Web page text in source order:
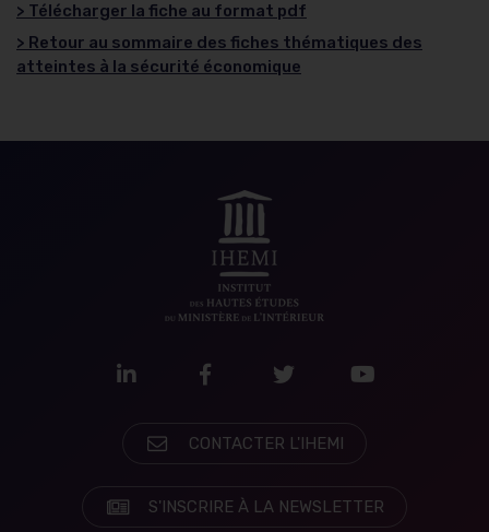
> Télécharger la fiche au format pdf
> Retour au sommaire des fiches thématiques des
atteintes à la sécurité économique
LinkedInFacebookTwitterYoutube
CONTACTER L'IHEMI
S'INSCRIRE À LA NEWSLETTER